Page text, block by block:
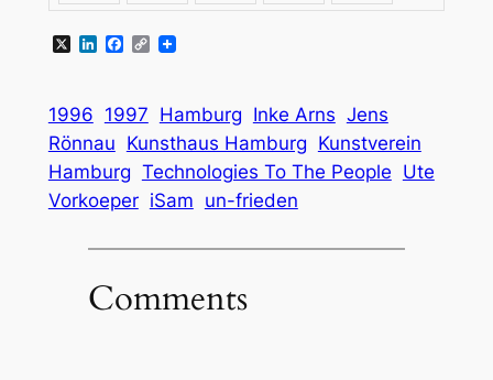
X LinkedIn
Facebook
Copy
1996 1997 Hamburg Inke Arns Jens
Rönnau Kunsthaus Hamburg Kunstverein
Hamburg Technologies To The People Ute
Vorkoeper iSam un-frieden
Comments